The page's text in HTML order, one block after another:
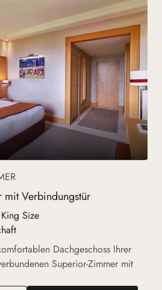
Verbindungstür
King Size
Dachgeschoss Ihrer
Superior-Zimmer mit